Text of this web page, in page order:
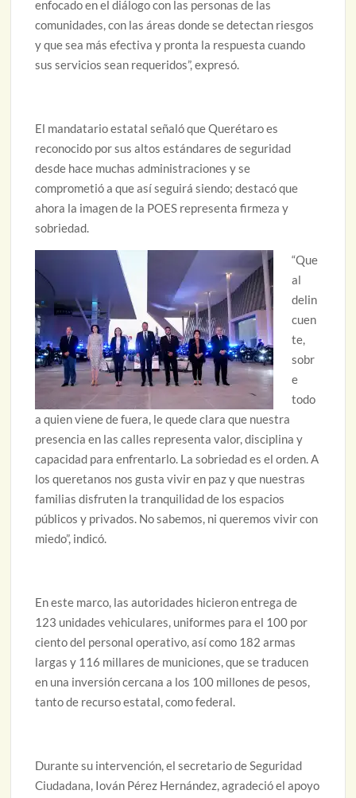
enfocado en el diálogo con las personas de las
comunidades, con las áreas donde se detectan riesgos
y que sea más efectiva y pronta la respuesta cuando
sus servicios sean requeridos”, expresó.
El mandatario estatal señaló que Querétaro es
reconocido por sus altos estándares de seguridad
desde hace muchas administraciones y se
comprometió a que así seguirá siendo; destacó que
ahora la imagen de la POES representa firmeza y
sobriedad.
“Que
al
delin
cuen
te,
sobr
e
todo
a quien viene de fuera, le quede clara que nuestra
presencia en las calles representa valor, disciplina y
capacidad para enfrentarlo. La sobriedad es el orden. A
los queretanos nos gusta vivir en paz y que nuestras
familias disfruten la tranquilidad de los espacios
públicos y privados. No sabemos, ni queremos vivir con
miedo”, indicó.
En este marco, las autoridades hicieron entrega de
123 unidades vehiculares, uniformes para el 100 por
ciento del personal operativo, así como 182 armas
largas y 116 millares de municiones, que se traducen
en una inversión cercana a los 100 millones de pesos,
tanto de recurso estatal, como federal.
Durante su intervención, el secretario de Seguridad
Ciudadana, Iován Pérez Hernández, agradeció el apoyo